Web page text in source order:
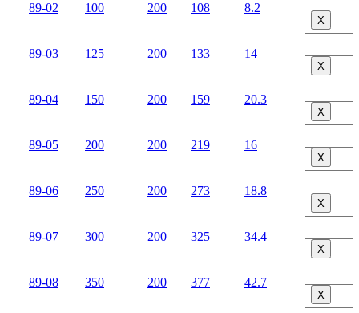
89-02 100 200 108 8.2
Х
89-03 125 200 133 14
Х
89-04 150 200 159 20.3
Х
89-05 200 200 219 16
Х
89-06 250 200 273 18.8
Х
89-07 300 200 325 34.4
Х
89-08 350 200 377 42.7
Х